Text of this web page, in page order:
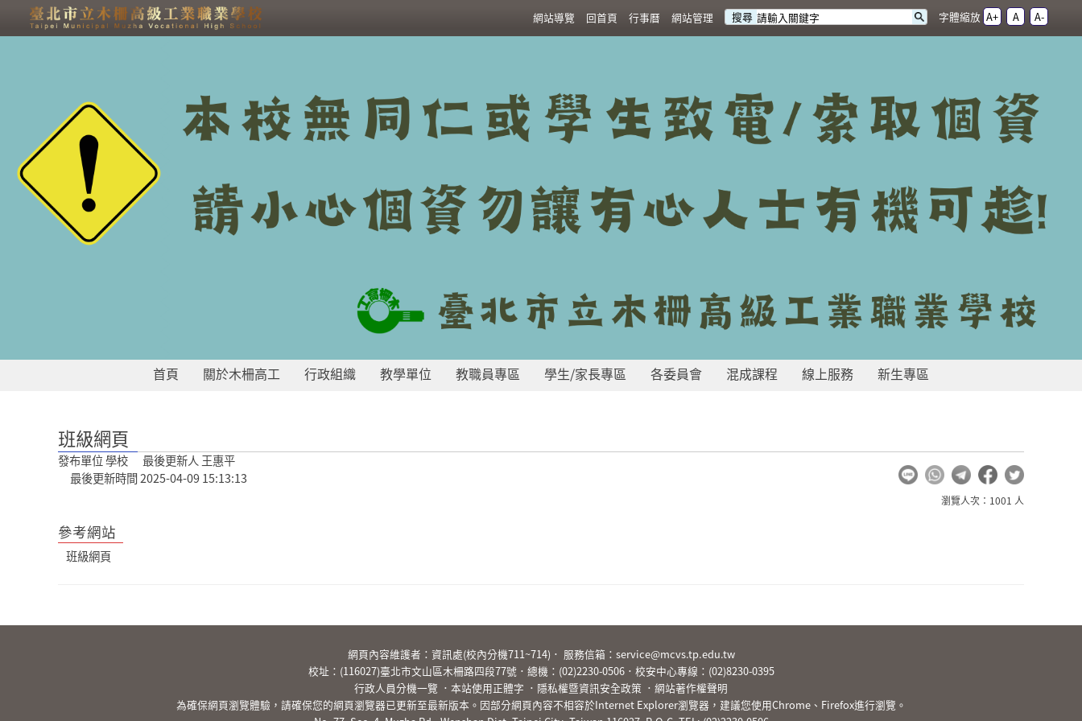
跳過上區塊
網站導覽 回首頁 行事曆 網站管理 搜尋 字體縮放 A+ A A-
班級網頁 - 臺北市立木柵
首頁 關於木柵高工 行政組織 教學單位 教職員專區 學生/家長專區 各委員會 混成課程 線上服務
新生專區
班級網頁
發布單位 學校 最後更新人 王惠平
最後更新時間 2025-04-09 15:13:13
瀏覽人次：1001 人
參考網站
班級網頁
網頁內容維護者：資訊處(校內分機711~714)． 服務信箱： service@mcvs.tp.edu.tw
校址：(116027)臺北市文山區木柵路四段77號．總機： (02)2230-0506．校安中心專線： (02)8230-0395
行政人員分機一覽 ． 本站使用正體字 ． 隱私權暨資訊安全政策 ． 網站著作權聲明
為確保網頁瀏覽體驗，請確保您的網頁瀏覽器已更新至最新版本。因部分網頁內容不相容於Internet Explorer瀏覽器，建議您使用Chrome、Firefox進行瀏覽。